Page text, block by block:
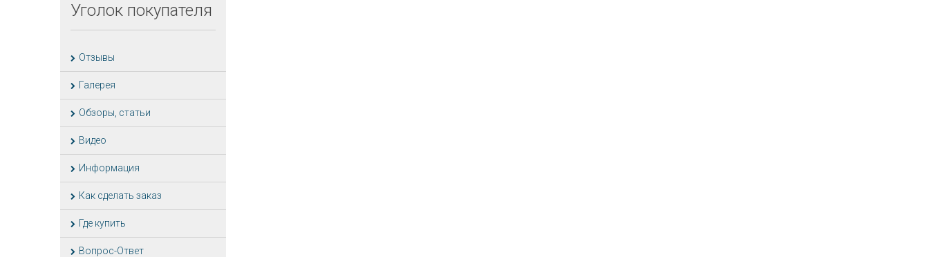
Уголок покупателя
Отзывы
Галерея
Обзоры, статьи
Видео
Информация
Как сделать заказ
Где купить
Вопрос-Ответ